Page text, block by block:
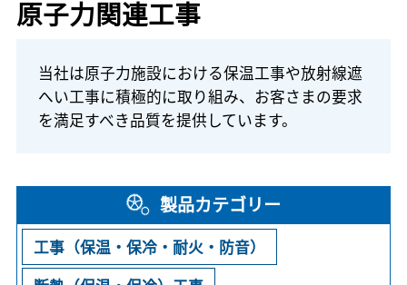
原子力関連工事
当社は原子力施設における保温工事や放射線遮
へい工事に積極的に取り組み、お客さまの要求
を満足すべき品質を提供しています。
製品カテゴリー
工事（保温・保冷・耐火・防音）